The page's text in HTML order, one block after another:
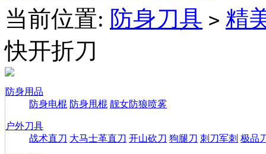
当前位置: 防身刀具 > 精
快开折刀
防身用品
防身电棍 防身甩棍 靓女防狼喷雾
户外刀具
战术直刀 大马士革直刀 开山砍刀 狗腿刀 刺刀军刺 极品